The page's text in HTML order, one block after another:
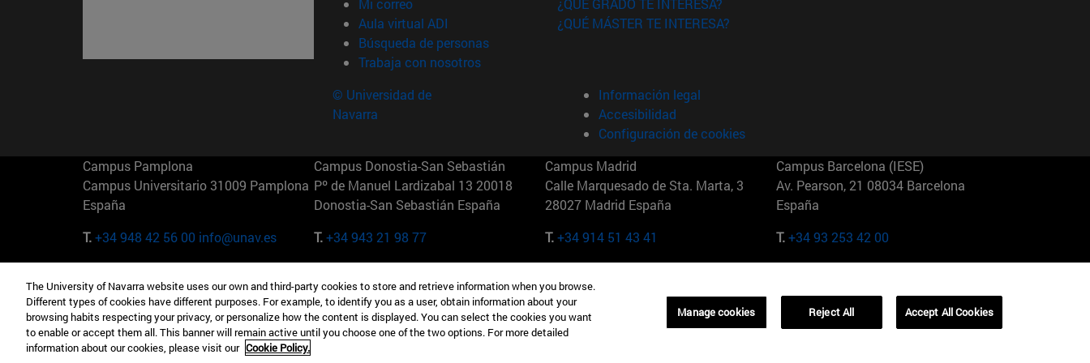
Mi correo
Aula virtual ADI (abre en nueva ventana)
Búsqueda de personas(abre en nueva ventana)
Trabaja con nosotros(abre en nueva ventana)
¿QUÉ GRADO TE INTERESA?
¿QUÉ MÁSTER TE INTERESA?
© Universidad de
Navarra
Información legal
Accesibilidad
Configuración de cookies
Campus Pamplona
Campus Universitario 31009 Pamplona
España
T.+34 948 42 56 00 info@unav.es
Campus Donostia-San Sebastián
Pº de Manuel Lardizabal 13 20018
Donostia-San Sebastián España
T.+34 943 21 98 77
Campus Madrid
Calle Marquesado de Sta. Marta, 3
28027 Madrid España
T.+34 914 51 43 41
Campus Barcelona (IESE)
Av. Pearson, 21 08034 Barcelona
España
T.+34 93 253 42 00
Camino del Cerro Águila 3 28023
Madrid España
T.+34 912 11 30 00
165 W 57th St 10019-2201 Nueva York
EE.UU
T.+1 646 346 8850
Maria-Theresia-Straße 15 81675
Múnich Alemania
T.+49 89 24209790
01321001 Bela Vista Brasil
The University of Navarra website uses our own and third-party cookies to store and retrieve information when you browse.
Different types of cookies have different purposes. For example, to identify you as a user, obtain information about your
browsing habits respecting your privacy, or personalize how the content is displayed. You can select the cookies you want
to enable or accept them all. This banner will remain active until you choose one of the two options. For more detailed
information about our cookies, please visit our Cookie Policy.
Manage cookies Reject All Accept All Cookies